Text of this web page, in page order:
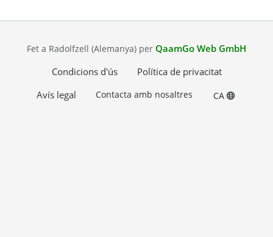
Fet a Radolfzell (Alemanya) per QaamGo Web GmbH
Condicions d'ús
Política de privacitat
Avís legal
Contacta amb nosaltres CA